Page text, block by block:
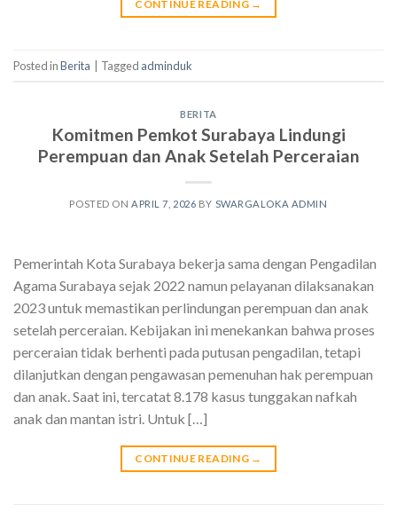
CONTINUE READING →
Posted inBerita Tagged adminduk
BERITA
Komitmen Pemkot Surabaya Lindungi
Perempuan dan Anak Setelah Perceraian
POSTED ONAPRIL 7, 2026 BY SWARGALOKA ADMIN
Pemerintah Kota Surabaya bekerja sama dengan Pengadilan
Agama Surabaya sejak 2022 namun pelayanan dilaksanakan
2023 untuk memastikan perlindungan perempuan dan anak
setelah perceraian. Kebijakan ini menekankan bahwa proses
perceraian tidak berhenti pada putusan pengadilan, tetapi
dilanjutkan dengan pengawasan pemenuhan hak perempuan
dan anak. Saat ini, tercatat 8.178 kasus tunggakan nafkah
anak dan mantan istri. Untuk […]
CONTINUE READING →